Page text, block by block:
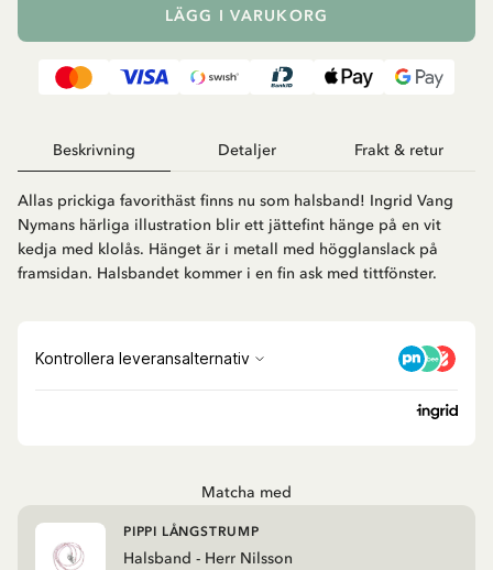
LÄGG I VARUKORG
Beskrivning Detaljer Frakt & retur
Allas prickiga favorithäst finns nu som halsband! Ingrid Vang
Nymans härliga illustration blir ett jättefint hänge på en vit
kedja med klolås. Hänget är i metall med högglanslack på
framsidan. Halsbandet kommer i en fin ask med tittfönster.
Matcha med
Halsband - Herr Nilsson
PIPPI LÅNGSTRUMP